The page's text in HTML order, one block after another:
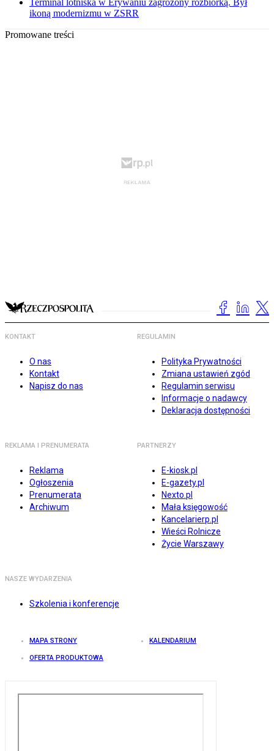
Terminal lotniska w Erywaniu zagrożony rozbiórką. Był
ikoną modernizmu w ZSRR
Promowane treści
KONTAKT
O nas
Kontakt
Napisz do nas
REGULAMIN
Polityka Prywatności
Zmiana ustawień zgód
Regulamin serwisu
Informacje o nadawcy
Deklaracja dostępności
REKLAMA I PRENUMERATA
Reklama
Ogłoszenia
Prenumerata
Archiwum
PARTNERZY
E-kiosk.pl
E-gazety.pl
Nexto.pl
Mała księgowość
Kancelarierp.pl
Wieści Rolnicze
Życie Warszawy
NASZE WYDARZENIA
Szkolenia i konferencje
MAPA STRONY KALENDARIUM
OFERTA PRODUKTOWA